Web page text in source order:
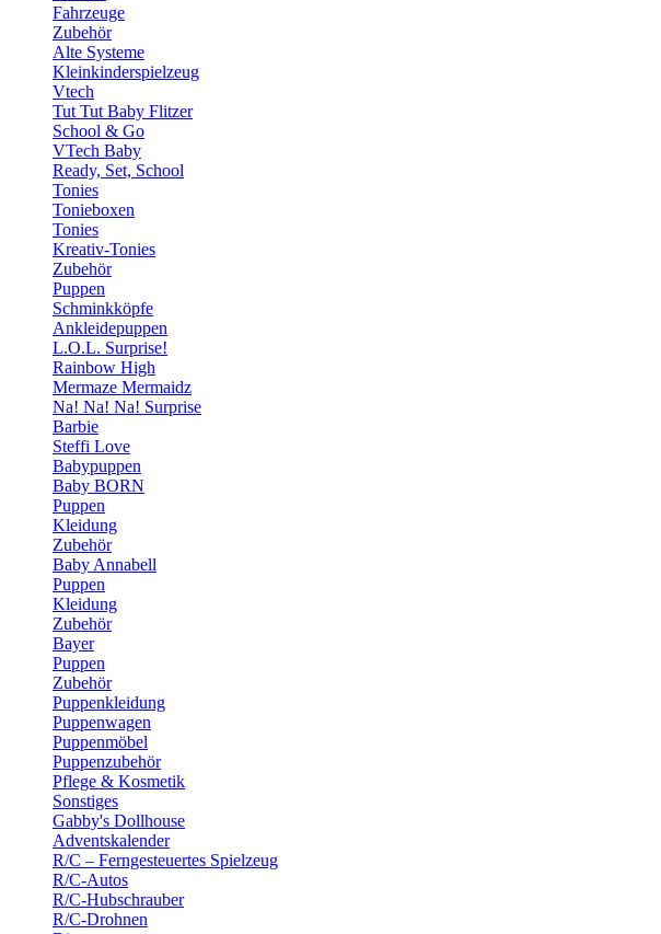
Fahrzeuge
Zubehör
Alte Systeme
Kleinkinderspielzeug
Vtech
Tut Tut Baby Flitzer
School & Go
VTech Baby
Ready, Set, School
Tonies
Tonieboxen
Tonies
Kreativ-Tonies
Zubehör
Puppen
Schminkköpfe
Ankleidepuppen
L.O.L. Surprise!
Rainbow High
Mermaze Mermaidz
Na! Na! Na! Surprise
Barbie
Steffi Love
Babypuppen
Baby BORN
Puppen
Kleidung
Zubehör
Baby Annabell
Puppen
Kleidung
Zubehör
Bayer
Puppen
Zubehör
Puppenkleidung
Puppenwagen
Puppenmöbel
Puppenzubehör
Pflege & Kosmetik
Sonstiges
Gabby's Dollhouse
Adventskalender
R/C – Ferngesteuertes Spielzeug
R/C-Autos
R/C-Hubschrauber
R/C-Drohnen